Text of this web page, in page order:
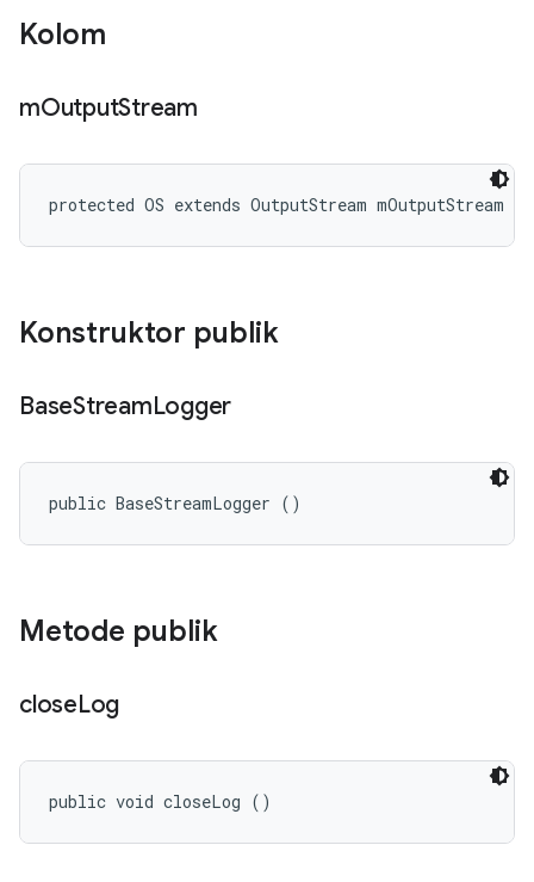
Kolom
mOutputStream
protected OS extends OutputStream mOutputStream
Konstruktor publik
BaseStreamLogger
public BaseStreamLogger ()
Metode publik
closeLog
public void closeLog ()